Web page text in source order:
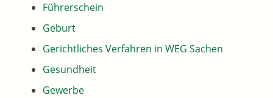
Führerschein
Geburt
Gerichtliches Verfahren in WEG Sachen
Gesundheit
Gewerbe